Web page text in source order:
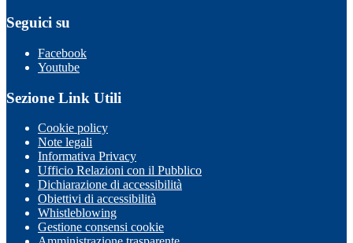
Seguici su
Facebook
Youtube
Sezione Link Utili
Cookie policy
Note legali
Informativa Privacy
Ufficio Relazioni con il Pubblico
Dichiarazione di accessibilità
Obiettivi di accessibilità
Whistleblowing
Gestione consensi cookie